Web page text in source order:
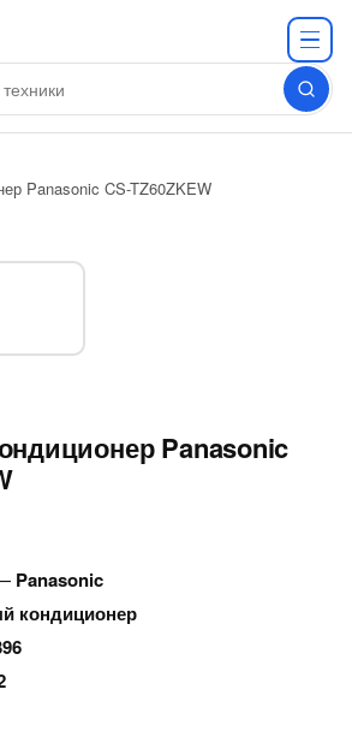
Panasonic CS-TZ60ZKEW
Panasonic
Panasonic
кондиционер